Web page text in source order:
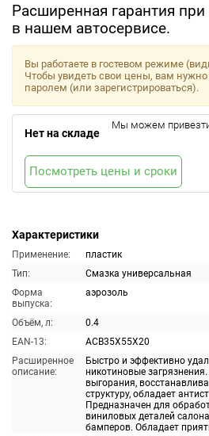
Расширенная гарантия при
в нашем автосервисе.
Характеристики
Применение:
пластик
Тип:
Смазка универсальная
Форма
выпуска:
аэрозоль
Объём, л:
0.4
EAN-13:
ACB35X55X20
Расширенное
описание:
Быстро и эффективно
никотиновые
выгорания,
структуру, обладает
Предназначен для
виниловых деталей
бамперов. Обладает
Вы работаете в гостевом режиме
Чтобы увидеть свои цены, вам
паролем (или зарегистрироваться).
Нет на складе
Мы можем привезти
Посмотреть цены и сроки